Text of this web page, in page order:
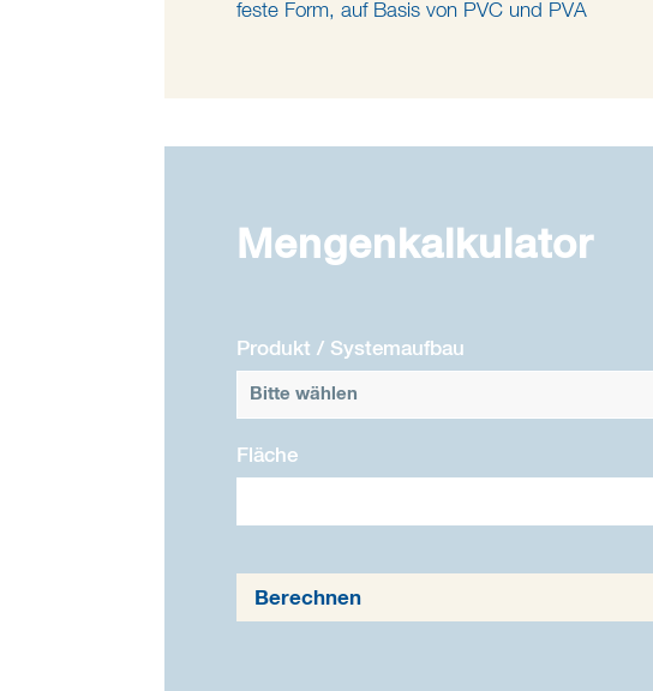
feste Form, auf Basis von PVC und PVA
Mengenkalkulator
Produkt / Systemaufbau
Bitte wählen
Fläche
Berechnen